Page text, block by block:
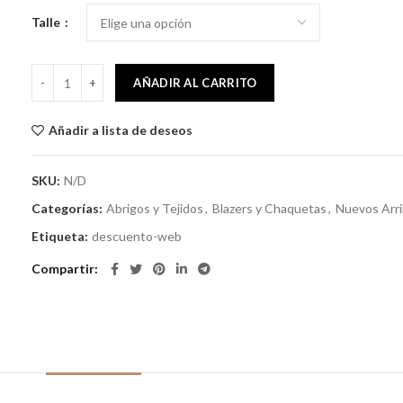
Talle
AÑADIR AL CARRITO
Añadir a lista de deseos
SKU: N/D
Categorías: Abrigos y Tejidos, Blazers y Chaquetas, Nuevos
Etiqueta: descuento-web
Compartir